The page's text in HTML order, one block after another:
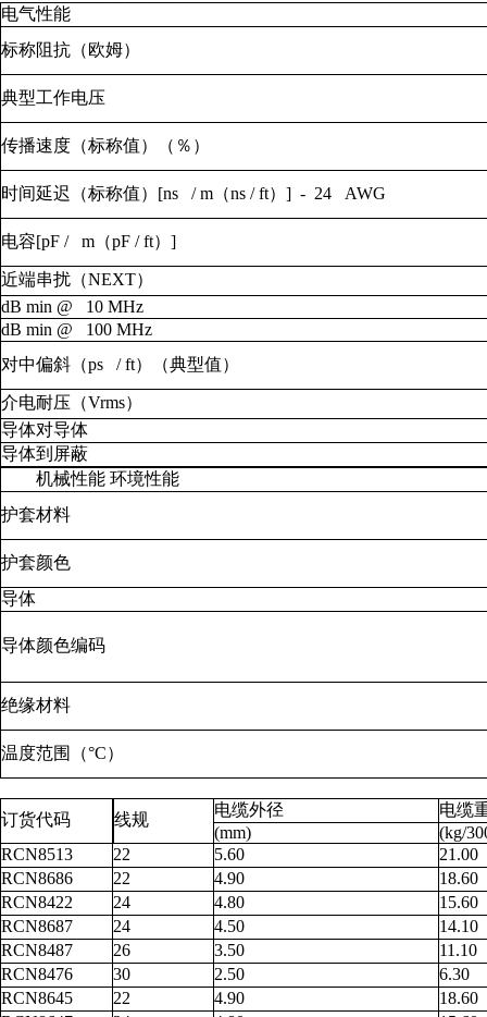
电气性能
标称阻抗（欧姆）
典型工作电压
传播速度（标称值）（％）
时间延迟（标称值）[ns / m（ns / ft）] - 24 AWG
电容[pF / m（pF / ft）]
近端串扰（NEXT）
dB min @ 10 MHz
dB min @ 100 MHz
对中偏斜（ps / ft）（典型值）
介电耐压（Vrms）
导体对导体
导体到屏蔽
机械性能 环境性能
护套材料
护套颜色
导体
导体颜色编码
绝缘材料
温度范围（°C）
订货代码 线规
电缆外径
电缆
(mm)
(kg/
RCN8513
22 5.60
21.00
RCN8686
22 4.90
18.60
RCN8422
24 4.80
15.60
RCN8687
24 4.50
14.10
RCN8487
26 3.50
11.10
RCN8476
30 2.50
6.30
RCN8645
22 4.90
18.60